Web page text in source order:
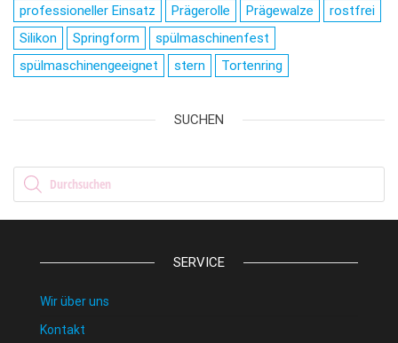
professioneller Einsatz
Prägerolle Prägewalze
rostfrei
Silikon
Springform
spülmaschinenfest
spülmaschinengeeignet
stern Tortenring
SUCHEN
Products search
SERVICE
Wir über uns
Kontakt